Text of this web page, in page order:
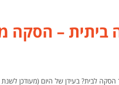
ביתית – הסקה